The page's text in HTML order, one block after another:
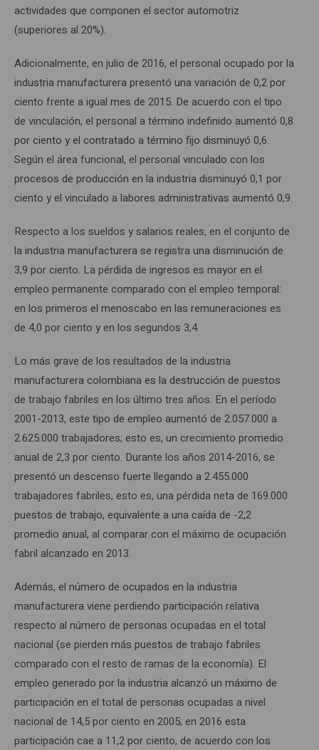
actividades que componen el sector automotriz
(superiores al 20%).
Adicionalmente, en julio de 2016, el personal ocupado por la
industria manufacturera presentó una variación de 0,2 por
ciento frente a igual mes de 2015. De acuerdo con el tipo
de vinculación, el personal a término indefinido aumentó 0,8
por ciento y el contratado a término fijo disminuyó 0,6.
Según el área funcional, el personal vinculado con los
procesos de producción en la industria disminuyó 0,1 por
ciento y el vinculado a labores administrativas aumentó 0,9.
Respecto a los sueldos y salarios reales, en el conjunto de
la industria manufacturera se registra una disminución de
3,9 por ciento. La pérdida de ingresos es mayor en el
empleo permanente comparado con el empleo temporal:
en los primeros el menoscabo en las remuneraciones es
de 4,0 por ciento y en los segundos 3,4.
Lo más grave de los resultados de la industria
manufacturera colombiana es la destrucción de puestos
de trabajo fabriles en los último tres años. En el período
2001-2013, este tipo de empleo aumentó de 2.057.000 a
2.625.000 trabajadores; esto es, un crecimiento promedio
anual de 2,3 por ciento. Durante los años 2014-2016, se
presentó un descenso fuerte llegando a 2.455.000
trabajadores fabriles, esto es, una pérdida neta de 169.000
puestos de trabajo, equivalente a una caída de -2,2
promedio anual, al comparar con el máximo de ocupación
fabril alcanzado en 2013.
Además, el número de ocupados en la industria
manufacturera viene perdiendo participación relativa
respecto al número de personas ocupadas en el total
nacional (se pierden más puestos de trabajo fabriles
comparado con el resto de ramas de la economía). El
empleo generado por la industria alcanzó un máximo de
participación en el total de personas ocupadas a nivel
nacional de 14,5 por ciento en 2005; en 2016 esta
participación cae a 11,2 por ciento, de acuerdo con los